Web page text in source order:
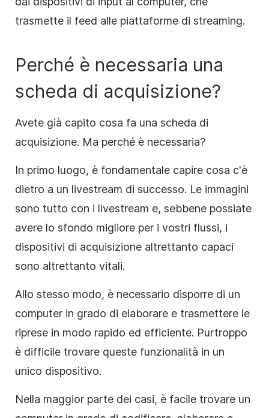
trasmette il feed alle piattaforme di streaming.
Perché è necessaria una
scheda di acquisizione?
Avete già capito cosa fa una scheda di
acquisizione. Ma perché è necessaria?
In primo luogo, è fondamentale capire cosa c'è
dietro a un livestream di successo. Le immagini
sono tutto con i livestream e, sebbene possiate
avere lo sfondo migliore per i vostri flussi, i
dispositivi di acquisizione altrettanto capaci
sono altrettanto vitali.
Allo stesso modo, è necessario disporre di un
computer in grado di elaborare e trasmettere le
riprese in modo rapido ed efficiente. Purtroppo
è difficile trovare queste funzionalità in un
unico dispositivo.
Nella maggior parte dei casi, è facile trovare un